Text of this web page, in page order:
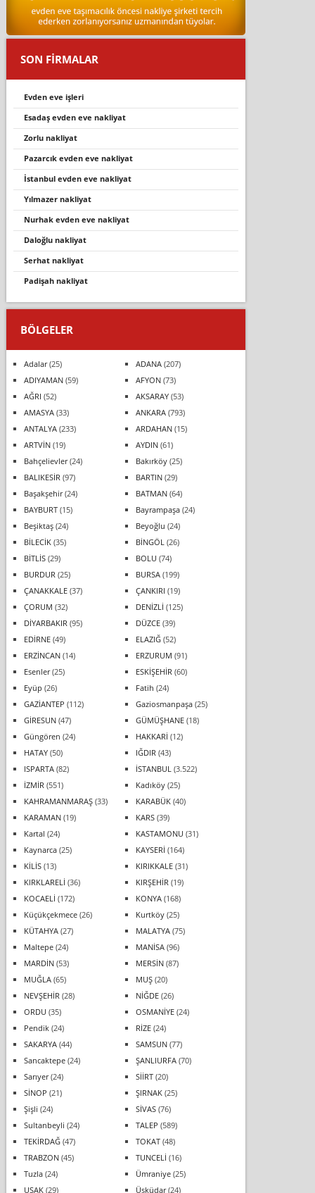
SON FİRMALAR
evden eve i̇şleri̇
esadaş evden eve nakliyat
zorlu nakliyat
pazarcik evden eve nakli̇yat
i̇stanbul evden eve nakli̇yat
yilmazer nakli̇yat
nurhak evden eve nakli̇yat
daloğlu nakli̇yat
serhat nakliyat
padişah nakliyat
BÖLGELER
Adalar(25) ADANA(207)
ADIYAMAN(59) AFYON(73)
AĞRI (52) AKSARAY(53)
AMASYA(33) ANKARA(793)
ANTALYA(233) ARDAHAN(15)
ARTVİN(19) AYDIN(61)
Bahçelievler(24) Bakırköy(25)
BALIKESİR (97) BARTIN(29)
Başakşehir(24) BATMAN(64)
BAYBURT(15) Bayrampaşa(24)
Beşiktaş(24) Beyoğlu (24)
BİLECİK(35) BİNGÖL (26)
BİTLİS(29) BOLU (74)
BURDUR (25) BURSA(199)
ÇANAKKALE(37) ÇANKIRI (19)
ÇORUM (32) DENİZLİ (125)
DİYARBAKIR (95) DÜZCE(39)
EDİRNE(49) ELAZIĞ(52)
ERZİNCAN(14) ERZURUM (91)
Esenler(25) ESKİŞEHİR (60)
Eyüp (26) Fatih (24)
GAZİANTEP (112) Gaziosmanpaşa(25)
GİRESUN(47) GÜMÜŞHANE(18)
Güngören (24) HAKKARİ (12)
HATAY(50) IĞDIR (43)
ISPARTA(82) İSTANBUL (3.522)
İZMİR (551) Kadıköy(25)
KAHRAMANMARAŞ(33) KARABÜK(40)
KARAMAN(19) KARS(39)
Kartal (24) KASTAMONU (31)
Kaynarca(25) KAYSERİ (164)
KİLİS(13) KIRIKKALE(31)
KIRKLARELİ (36) KIRŞEHİR (19)
KOCAELİ (172) KONYA(168)
Küçükçekmece(26) Kurtköy(25)
KÜTAHYA(27) MALATYA(75)
Maltepe(24) MANİSA(96)
MARDİN(53) MERSİN(87)
MUĞLA(65) MUŞ(20)
NEVŞEHİR (28) NİĞDE(26)
ORDU (35) OSMANİYE(24)
Pendik(24) RİZE(24)
SAKARYA(44) SAMSUN(77)
Sancaktepe(24) ŞANLIURFA(70)
Sarıyer(24) SİİRT(20)
SİNOP (21) ŞIRNAK(25)
Şişli (24) SİVAS(76)
Sultanbeyli (24) TALEP (589)
TEKİRDAĞ(47) TOKAT(48)
TRABZON(45) TUNCELİ (16)
Tuzla(24) Ümraniye(25)
UŞAK(29) Üsküdar(24)